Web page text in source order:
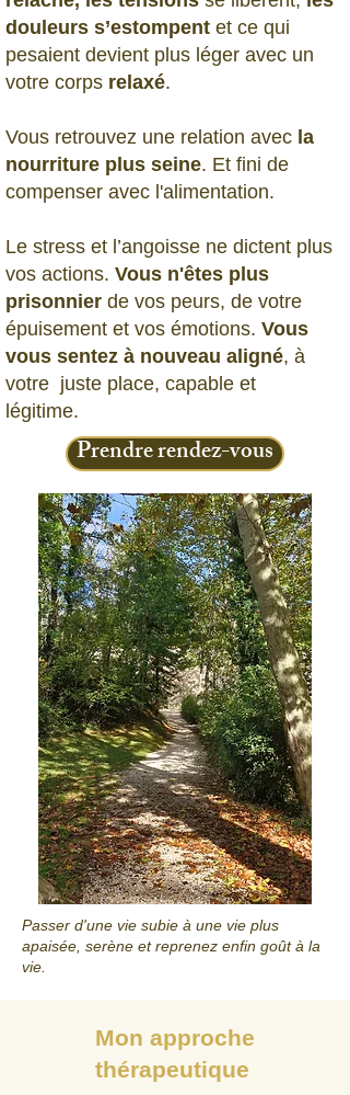
douleurs s’estompent et ce qui
pesaient devient plus léger avec un
votre corps relaxé.
Vous retrouvez une relation avec la
nourriture plus seine. Et fini de
compenser avec l'alimentation.
Le stress et l’angoisse ne dictent plus
vos actions. Vous n'êtes plus
prisonnier de vos peurs, de votre
épuisement et vos émotions. Vous
vous sentez à nouveau aligné, à
votre juste place, capable et
légitime.
Prendre rendez-vous
Passer d'une vie subie à une vie plus
apaisée, serène et reprenez enfin goût à la
vie.
Mon approche
thérapeutique